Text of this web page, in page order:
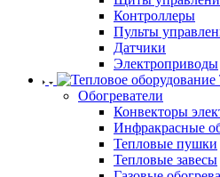
Контроллеры
Пульты
Датчики
Электроприводы
Обогреватели
Конвекторы
Инфракрасные
Тепловые пушки
Тепловые завесы